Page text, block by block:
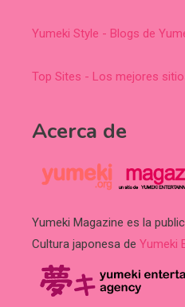
Yumeki Style - Blogs de
Top Sites - Los mejores
Acerca de
Yumeki Magazine es la
Cultura japonesa de Yumeki